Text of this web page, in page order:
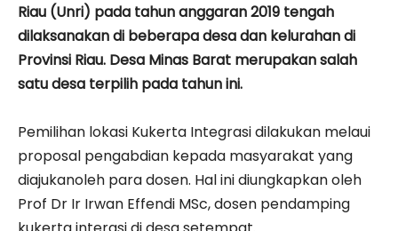
Riau (Unri) pada tahun anggaran 2019 tengah
dilaksanakan di beberapa desa dan kelurahan di
Provinsi Riau. Desa Minas Barat merupakan salah
satu desa terpilih pada tahun ini.
Pemilihan lokasi Kukerta Integrasi dilakukan melaui
proposal pengabdian kepada masyarakat yang
diajukanoleh para dosen. Hal ini diungkapkan oleh
Prof Dr Ir Irwan Effendi MSc, dosen pendamping